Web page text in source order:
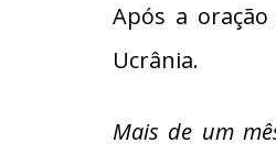
Após a
Ucrânia.
Mais de um